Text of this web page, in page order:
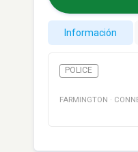
Información
POLICE
FARMINGTON ·